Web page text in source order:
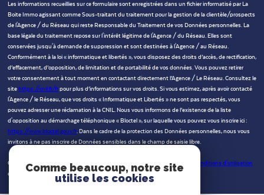
Les informations recueillies sur ce formulaire sont enregistrées dans un fichier informatisé par La
Boite Immo agissant comme Sous-traitant du traitement pour la gestion de la clientèle/prospects
de l'Agence / du Réseau qui reste Responsable du Traitement de vos Données personnelles. La
base légale du traitement repose sur l'intérêt légitime de l'Agence / du Réseau. Elles sont
conservées jusqu'à demande de suppression et sont destinées à l'Agence / au Réseau.
Conformément à la loi « informatique et libertés », vous disposez des droits d’accès, de rectification,
d’effacement, d’opposition, de limitation et de portabilité de vos données. Vous pouvez retirer
votre consentement à tout moment en contactant directement l’Agence / Le Réseau. Consultez le
sitehttps://cnil.fr/frpour plus d’informations sur vos droits. Si vous estimez, après avoir contacté
l'Agence / le Réseau, que vos droits « Informatique et Libertés » ne sont pas respectés, vous
pouvez adresser une réclamation à la CNIL. Nous vous informons de l’existence de la liste
d'opposition au démarchage téléphonique « Bloctel », sur laquelle vous pouvez vous inscrire ici :
https://www.bloctel.gouv.fr. Dans le cadre de la protection des Données personnelles, nous vous
invitons à ne pas inscrire de Données sensibles dans le champ de saisie libre.
Ce site est protégé par reCAPTCHA, les Politiques de Confidentialité
Conditions d'utilisation
de Google s'appliquent.
Comme beaucoup, notre site
utilise les cookies